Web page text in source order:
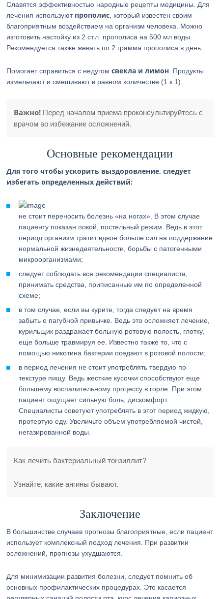
Славятся эффективностью народные рецепты медицины. Для
лечения используют прополис , который известен своим
благоприятным воздействием на организм человека. Можно
изготовить настойку из 2 ст.л. прополиса на 500 мл воды.
Рекомендуется также жевать по 2 грамма прополиса в день.
Помогает справиться с недугомсвекла и лимон . Продукты
измельчают и смешивают в равном количестве (1 к 1).
Важно! Перед началом приема проконсультируйтесь с
врачом во избежание осложнений.
Основные рекомендации
Для того чтобы ускорить выздоровление, следует
избегать определенных действий:
не стоит переносить болезнь «на ногах». В этом случае
пациенту показан покой, постельный режим. Ведь в этот
период организм тратит вдвое больше сил на поддержание
нормальной жизнедеятельности, борьбы с патогенными
микроорганизмами;
следует соблюдать все рекомендации специалиста,
принимать средства, приписанные им по определенной
схеме;
в том случае, если вы курите, тогда следует на время
забыть о пагубной привычке. Ведь это осложняет лечение,
курильщик раздражает больную ротовую полость, глотку,
еще больше травмируя ее. Известно также то, что с
помощью никотина бактерии оседают в ротовой полости;
в период лечения не стоит употреблять твердую по
текстуре пищу. Ведь жесткие кусочки способствуют еще
большему воспалительному процессу в горле. При этом
пациент ощущает сильную боль, дискомфорт.
Специалисты советуют употреблять в этот период жидкую,
протертую еду. Увеличьте объем употребляемой чистой,
негазированной воды.
Как лечить бактериальный тонзиллит?
Узнайте, какие ангины бывают.
Заключение
В большинстве случаев прогнозы благоприятные, если пациент
использует комплексный подход лечения. При развитии
осложнений, прогнозы ухудшаются.
Для минимизации развития болезни, следует помнить об
основных профилактических процедурах. Это касается